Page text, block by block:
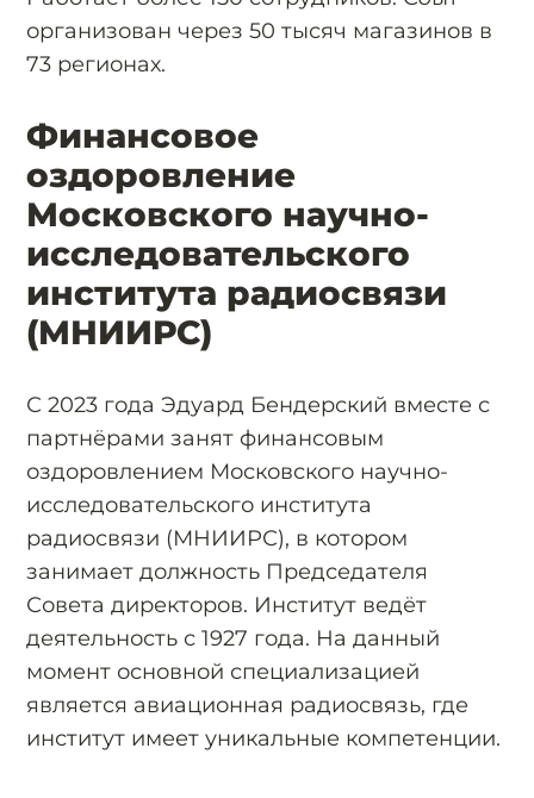
организован через 50 тысяч магазинов в
73 регионах.
Финансовое
оздоровление
Московского научно-
исследовательского
института радиосвязи
(МНИИРС)
С 2023 года Эдуард Бендерский вместе с
партнёрами занят финансовым
оздоровлением Московского научно-
исследовательского института
радиосвязи (МНИИРС), в котором
занимает должность Председателя
Совета директоров. Институт ведёт
деятельность с 1927 года. На данный
момент основной специализацией
является авиационная радиосвязь, где
институт имеет уникальные компетенции.